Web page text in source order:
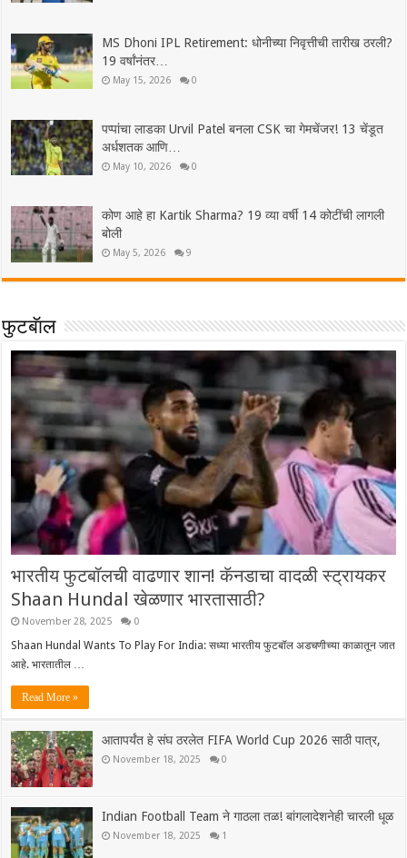
MS Dhoni IPL Retirement: धोनीच्या निवृत्तीची तारीख ठरली?
19 वर्षांनंतर…
May 15, 2026 0
पप्पांचा लाडका Urvil Patel बनला CSK चा गेमचेंजर! 13 चेंडूत
अर्धशतक आणि…
May 10, 2026 0
कोण आहे हा Kartik Sharma? 19 व्या वर्षी 14 कोटींची लागली
बोली
May 5, 2026 9
फुटबॅाल
भारतीय फुटबॉलची वाढणार शान! कॅनडाचा वादळी स्ट्रायकर
Shaan Hundal खेळणार भारतासाठी?
November 28, 2025 0
Shaan Hundal Wants To Play For India: सध्या भारतीय फुटबॉल अडचणीच्या काळातून जात
आहे. भारतातील …
Read More »
आतापर्यंत हे संघ ठरलेत FIFA World Cup 2026 साठी पात्र,
November 18, 2025 0
Indian Football Team ने गाठला तळ! बांगलादेशनेही चारली धूळ
November 18, 2025 1